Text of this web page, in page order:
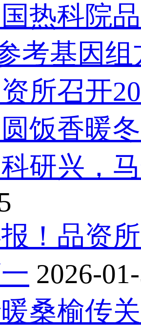
热科院
考基因
所召开
饭香暖
研兴，
！品资
2026-
桑榆传